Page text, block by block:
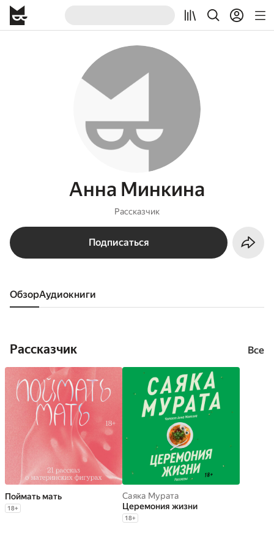
Анна Минкина
Рассказчик
Подписаться
Обзор аудиокниги
Рассказчик Все
Поймать мать
18+
Саяка Мурата
Церемония жизни
18+